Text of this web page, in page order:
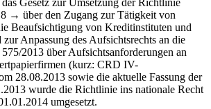
Gesetz zur Umsetzung der Richtlinie
→ über den Zugang zur Tätigkeit von
Beaufsichtigung von Kreditinstituten und
Anpassung des Aufsichtsrechts an die
2013 über Aufsichtsanforderungen an
(kurz: CRD IV-
28.08.2013 sowie die aktuelle Fassung der
wurde die Richtlinie ins nationale Recht
umgesetzt.